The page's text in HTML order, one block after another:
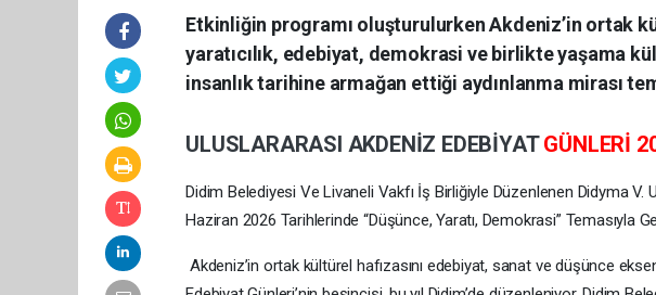
Etkinliğin programı oluşturulurken Akdeniz’in ortak
yaratıcılık, edebiyat, demokrasi ve birlikte yaşama
insanlık tarihine armağan ettiği aydınlanma mirası
ULUSLARARASI AKDENİZ EDEBİYATGÜNLERİ
Didim Belediyesi Ve Livaneli Vakfı İş Birliğiyle Düzenlenen Didyma V.
Haziran 2026 Tarihlerinde “Düşünce, Yaratı, Demokrasi” Temasıyla
Akdeniz’in ortak kültürel hafızasını edebiyat, sanat ve düşünce